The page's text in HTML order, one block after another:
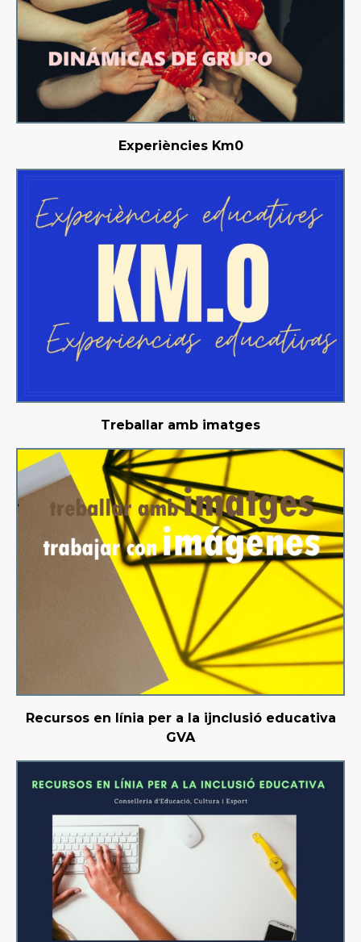
Experiències Km0
Treballar amb imatges
Recursos en línia per a la ijnclusió educativa
GVA